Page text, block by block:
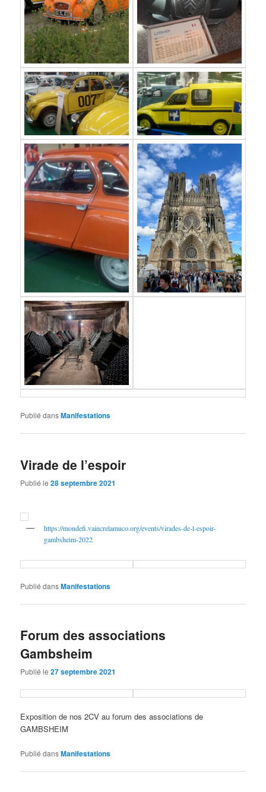
Publié dansManifestations
Virade de l’espoir
Publié le28 septembre 2021
https://mondefi.vaincrelamuco.org/events/virades-de-l-espoir-
gambsheim-2022
Publié dansManifestations
Forum des associations
Gambsheim
Publié le27 septembre 2021
Exposition de nos 2CV au forum des associations de
GAMBSHEIM
Publié dansManifestations